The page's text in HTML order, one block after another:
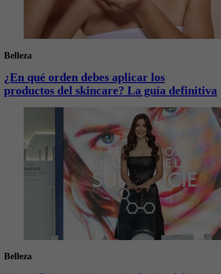
Belleza
¿En qué orden debes aplicar los
productos del skincare? La guía definitiva
Belleza